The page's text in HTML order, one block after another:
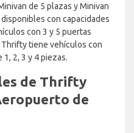
de 5 plazas y Minivan
con capacidades
con 3 y 5 puertas
Thrifty tiene vehículos con
2, 3 y 4 piezas.
de Thrifty
de